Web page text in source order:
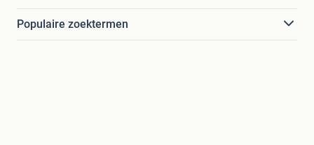
Populaire zoektermen